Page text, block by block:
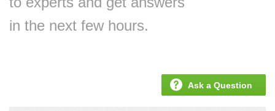
in the next few hours.
Ask a Question